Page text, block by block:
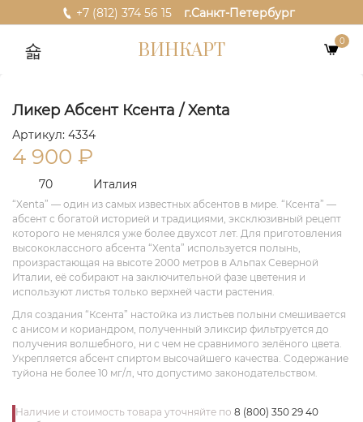
+7 (812) 374 56 15 г.Санкт-Петербург
ВИНКАРТ 0
Ликер Абсент Ксента / Xenta
Артикул: 4334
4 900 ₽
70 Италия
“Xenta” — один из самых известных абсентов в мире. “Ксента” —
абсент с богатой историей и традициями, эксклюзивный рецепт
которого не менялся уже более двухсот лет. Для приготовления
высококлассного абсента “Xenta” используется полынь,
произрастающая на высоте 2000 метров в Альпах Северной
Италии, её собирают на заключительной фазе цветения и
используют листья только верхней части растения.
Для создания “Ксента” настойка из листьев полыни смешивается
с анисом и кориандром, полученный эликсир фильтруется до
получения волшебного, ни с чем не сравнимого зелёного цвета.
Укрепляется абсент спиртом высочайшего качества. Содержание
туйона не более 10 мг/л, что допустимо законодательством.
Наличие и стоимость товара уточняйте по 8 (800) 350 29 40